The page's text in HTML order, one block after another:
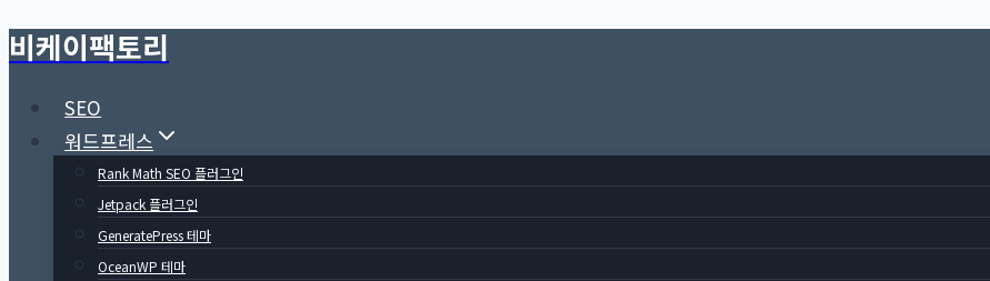
Skip
to
content
비케이팩토리
SEO
워드프레스
Rank Math SEO 플러그인
Jetpack 플러그인
GeneratePress 테마
OceanWP 테마